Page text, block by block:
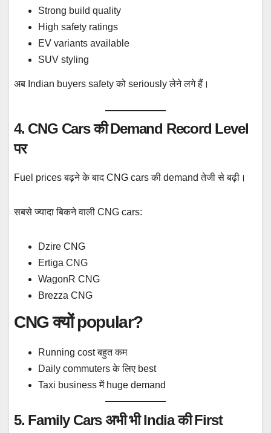
Strong build quality
High safety ratings
EV variants available
SUV styling
अब Indian buyers safety को seriously लेने लगे हैं।
4. CNG Cars की Demand Record Level
पर
Fuel prices बढ़ने के बाद CNG cars की demand तेजी से बढ़ी।
सबसे ज्यादा बिकने वाली CNG cars:
Dzire CNG
Ertiga CNG
WagonR CNG
Brezza CNG
CNG क्यों popular?
Running cost बहुत कम
Daily commuters के लिए best
Taxi business में huge demand
5. Family Cars अभी भी India की First